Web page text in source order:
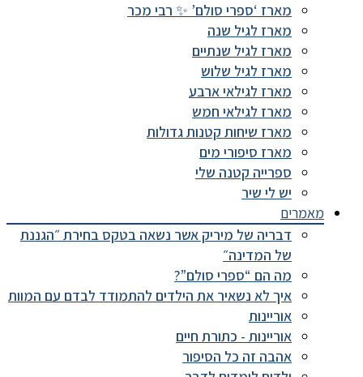
מארז ‘ספרי סולם’ ✨ רבי מכר
מארז לגיל שנה
מארז לגיל שנתיים
מארז לגיל שלוש
מארז לגילאי ארבע
מארז לגילאי חמש
מארז שיחות קטנות גדולות
מארז סיפורי מים
ספרייה קטנה שלי
יש לי שיר
מאמרים
דבריה של מיריק אשר נשאה בטקס בחירת ״הגננת
של המדינה״
מה הם “ספרי סולם”?
איך לא נשאיר את הילדים להתמודד לבדם עם המוות
אוריינות
אוריינות - כתורת חיים
אהבה זה כל הסיפור